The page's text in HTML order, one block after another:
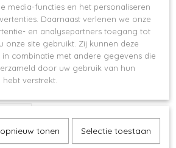
Touch - 5.5 mm
media-functies en het personaliseren
Daarnaast verlenen we onze
en analysepartners toegang tot
onze site gebruikt. Zij kunnen deze
combinatie met andere gegevens die
door uw gebruik van hun
verstrekt.
tonen Selectie toestaan